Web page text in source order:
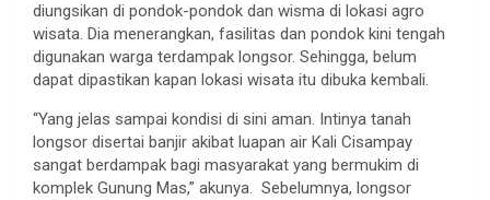
diungsikan di pondok-pondok dan wisma di lokasi agro
wisata. Dia menerangkan, fasilitas dan pondok kini tengah
digunakan warga terdampak longsor. Sehingga, belum
dapat dipastikan kapan lokasi wisata itu dibuka kembali.
“Yang jelas sampai kondisi di sini aman. Intinya tanah
longsor disertai banjir akibat luapan air Kali Cisampay
sangat berdampak bagi masyarakat yang bermukim di
komplek Gunung Mas,” akunya. Sebelumnya, longsor